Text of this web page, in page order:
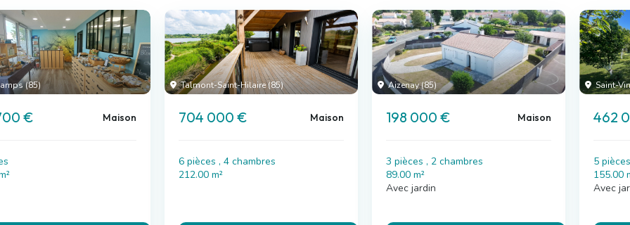
(85)
€ Maison
Talmont-Saint-Hilaire (85)
704 000 € Maison
6 pièces , 4 chambres
212.00 m²
Aizenay (85)
198 000 € Maison
3 pièces , 2 chambres
89.00 m²
Avec jardin
Saint-
462
5
155.00
Avec